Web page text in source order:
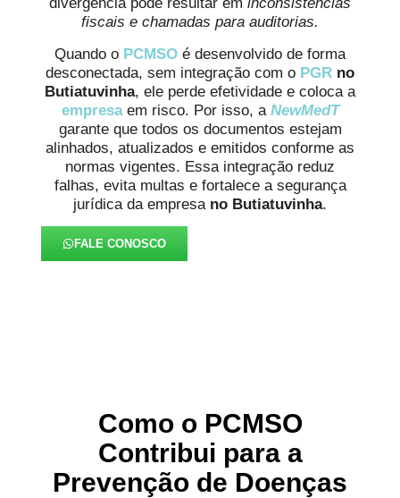
fiscais e chamadas para auditorias.
Quando o PCMSO é desenvolvido de forma
desconectada, sem integração com o PGR no
Butiatuvinha, ele perde efetividade e coloca a
empresaem risco. Por isso, a NewMedT
garante que todos os documentos estejam
alinhados, atualizados e emitidos conforme as
normas vigentes. Essa integração reduz
falhas, evita multas e fortalece a segurança
jurídica da empresa no Butiatuvinha.
FALE CONOSCO
Como o PCMSO
Contribui para a
Prevenção de Doenças